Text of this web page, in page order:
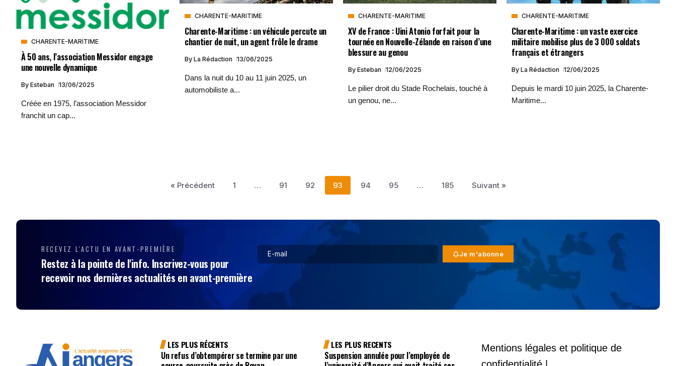
CHARENTE-MARITIME
À 50 ans, l’association Messidor engage
une nouvelle dynamique
By Esteban 13/06/2025
Créée en 1975, l’association Messidor
franchit un cap...
CHARENTE-MARITIME
Charente-Maritime : un véhicule percute un
chantier de nuit, un agent frôle le drame
By La Rédaction 13/06/2025
Dans la nuit du 10 au 11 juin 2025, un
automobiliste a...
CHARENTE-MARITIME
XV de France : Uini Atonio forfait pour la
tournée en Nouvelle-Zélande en raison d’une
blessure au genou
By Esteban 12/06/2025
Le pilier droit du Stade Rochelais, touché à
un genou, ne...
CHARENTE-MARITIME
Charente-Maritime : un vaste exercice
militaire mobilise plus de 3 000 soldats
français et étrangers
By La Rédaction 12/06/2025
Depuis le mardi 10 juin 2025, la Charente-
Maritime...
« Précédent 1 … 91 92 93 94 95 … 185 Suivant »
RECEVEZ L'ACTU EN AVANT-PREMIÈRE
Restez à la pointe de l'info. Inscrivez-vous pour
recevoir nos dernières actualités en avant-première
Je m'abonne
LES PLUS RÉCENTS
Un refus d’obtempérer se termine par une
LES PLUS RECENTS
Suspension annulée pour l’employée de
Mentions légales et politique de